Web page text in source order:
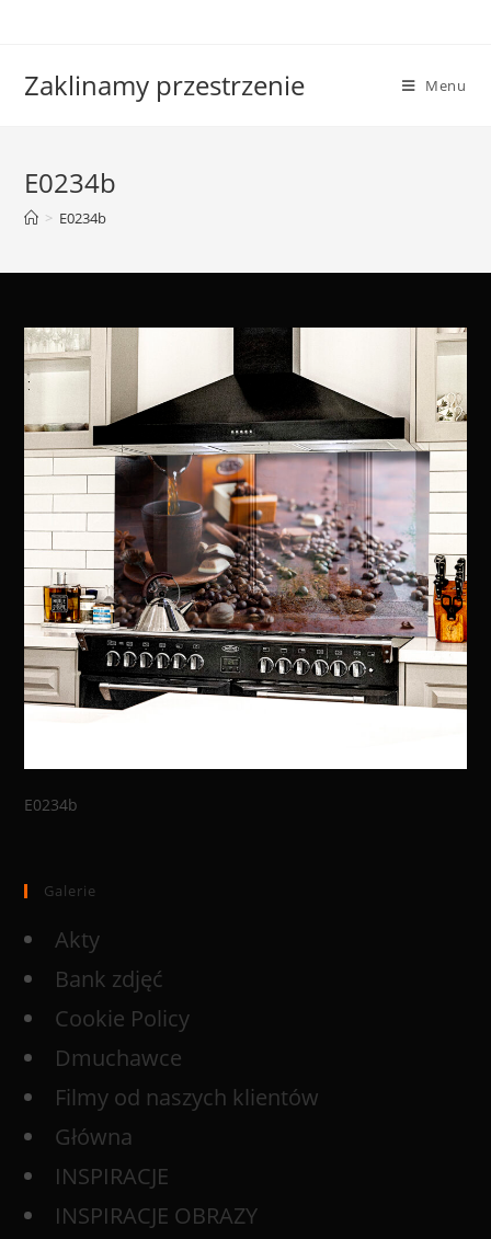
Zaklinamy przestrzenie Menu
E0234b
> E0234b
E0234b
Galerie
Akty
Bank zdjęć
Cookie Policy
Dmuchawce
Filmy od naszych klientów
Główna
INSPIRACJE
INSPIRACJE OBRAZY